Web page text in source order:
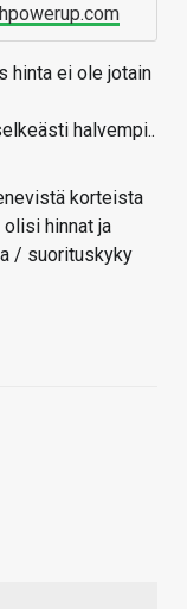
hinta ei ole jotain
halvempi..
korteista
hinnat ja
/ suorituskyky